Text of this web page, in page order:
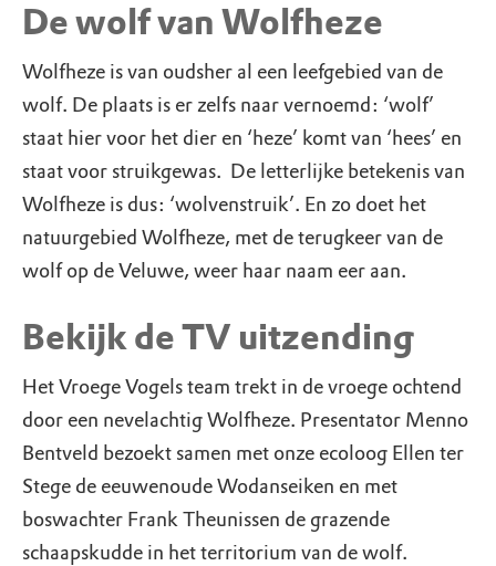
De wolf van Wolfheze
Wolfheze is van oudsher al een leefgebied van de
wolf. De plaats is er zelfs naar vernoemd: ‘wolf’
staat hier voor het dier en ‘heze’ komt van ‘hees’ en
staat voor struikgewas. De letterlijke betekenis van
Wolfheze is dus: ‘wolvenstruik’. En zo doet het
natuurgebied Wolfheze, met de terugkeer van de
wolf op de Veluwe, weer haar naam eer aan.
Bekijk de TV uitzending
Het Vroege Vogels team trekt in de vroege ochtend
door een nevelachtig Wolfheze. Presentator Menno
Bentveld bezoekt samen met onze ecoloog Ellen ter
Stege de eeuwenoude Wodanseiken en met
boswachter Frank Theunissen de grazende
schaapskudde in het territorium van de wolf.